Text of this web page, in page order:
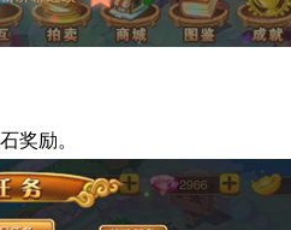
奖励。